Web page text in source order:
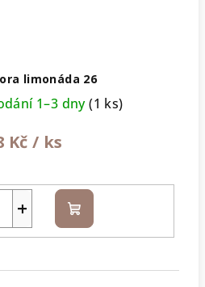
limonáda 26
1–3 dny(1 ks)
Kč / ks
+ Do
košíku